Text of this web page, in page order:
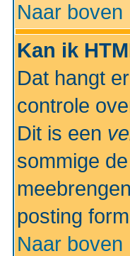
Naar boven
Kan ik
Dat hangt
controle
Dit is een
sommige
posting
Naar boven